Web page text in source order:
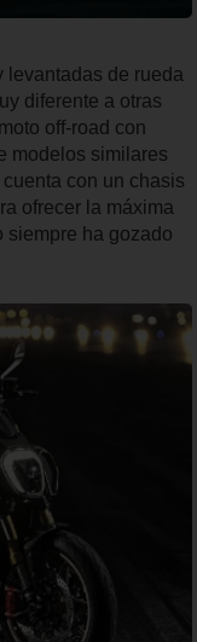
levantadas de rueda
diferente a otras
off-road con
modelos similares
con un chasis
ofrecer la máxima
siempre ha gozado